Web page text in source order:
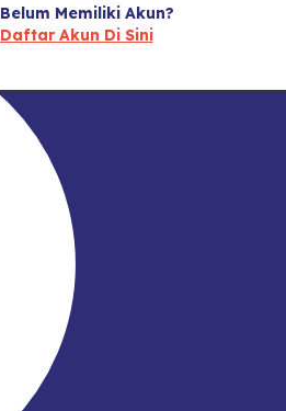
Belum Memiliki Akun?
Daftar Akun Di Sini